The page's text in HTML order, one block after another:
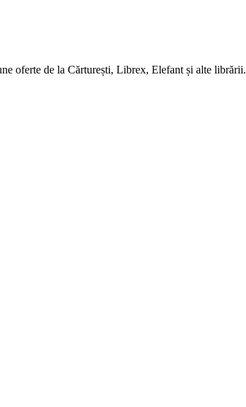
oferte de la Cărturești, Librex, Elefant și alte librării.